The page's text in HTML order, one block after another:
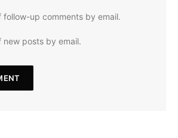
follow-up comments by email.
new posts by email.